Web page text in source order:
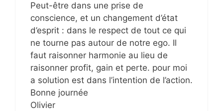
Peut-être dans une prise de
conscience, et un changement d’état
d’esprit : dans le respect de tout ce qui
ne tourne pas autour de notre ego. Il
faut raisonner harmonie au lieu de
raisonner profit, gain et perte. pour moi
a solution est dans l’intention de l’action.
Bonne journée
Olivier